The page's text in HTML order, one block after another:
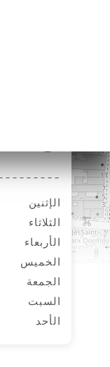
الإثنين
الثلاثاء
الأربعاء
الخميس
الجمعة
السبت
الأحد